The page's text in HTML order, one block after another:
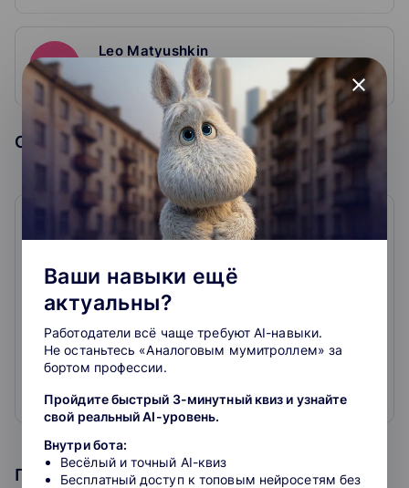
анализа и безопасного хранения данных. По
нашим материалам можно учиться
программировать, изучать новые инструменты
разработки, находить идеи реализации IT-
проектов.
Leo Matyushkin
курс
Образовательная организация
Stepik
Stepik — образовательная платформа и конструктор
онлайн-курсов. Мы разрабатываем алгоритмы
адаптивного обучения, сотрудничаем с авторами
MOOC, помогаем
в проведении олимпиад и программ переподготовки.
Наша цель — сделать образование открытым и
удобным.
Помогаем учиться, а также создавать свои курсы и
обучать
Развернуть
Программа курса
close
Ваши навыки ещё
актуальны?
Работодатели всё чаще требуют AI-навыки.
Не останьтесь «Аналоговым мумитроллем» за
бортом профессии.
Пройдите быстрый 3-минутный квиз и узнайте
свой реальный AI-уровень.
Внутри бота:
Весёлый и точный AI-квиз
Бесплатный доступ к топовым нейросетям без